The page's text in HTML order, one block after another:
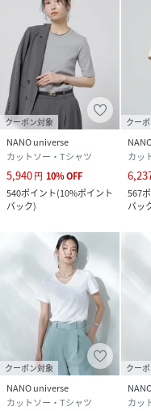
model: H175cm 着用
性別タイプ レディ
原産国 イン
素材 コッ
サイズ Ｓ、
クリーニング 洗濯
クーポン対象
NANO universe
カットソー・Tシャツ
5,940円 10%OFF
540ポイント(10%ポイント
バック)
クー
カッ
567
バッ
クーポン対象
NANO universe
カットソー・Tシャツ
クー
カッ